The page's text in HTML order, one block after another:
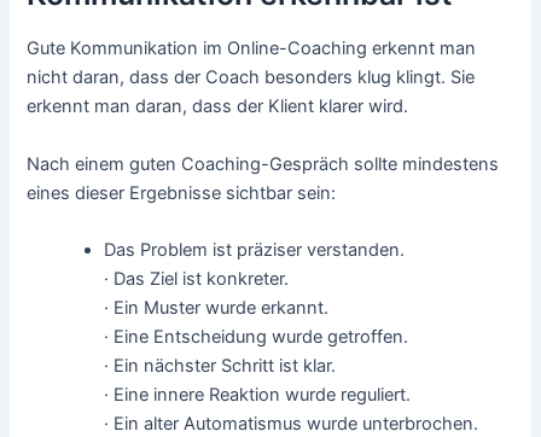
Gute Kommunikation im Online-Coaching erkennt man
nicht daran, dass der Coach besonders klug klingt. Sie
erkennt man daran, dass der Klient klarer wird.
Nach einem guten Coaching-Gespräch sollte mindestens
eines dieser Ergebnisse sichtbar sein:
Das Problem ist präziser verstanden.
· Das Ziel ist konkreter.
· Ein Muster wurde erkannt.
· Eine Entscheidung wurde getroffen.
· Ein nächster Schritt ist klar.
· Eine innere Reaktion wurde reguliert.
· Ein alter Automatismus wurde unterbrochen.